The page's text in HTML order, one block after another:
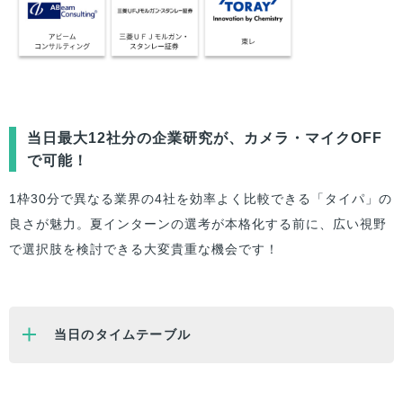
当日最大12社分の企業研究が、カメラ・マイクOFF
で可能！
1枠30分で異なる業界の4社を効率よく比較できる「タイパ」の
良さが魅力。夏インターンの選考が本格化する前に、広い視野
で選択肢を検討できる大変貴重な機会です！
当日のタイムテーブル